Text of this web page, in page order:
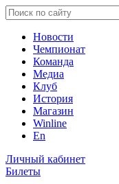
Новости
Чемпионат
Команда
Медиа
Клуб
История
Магазин
Winline
En
Личный кабинет
Билеты